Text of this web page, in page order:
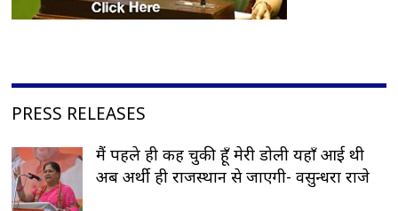
PRESS RELEASES
मैं पहले ही कह चुकी हूँ मेरी डोली यहाँ आई थी
अब अर्थी ही राजस्थान से जाएगी- वसुन्धरा राजे